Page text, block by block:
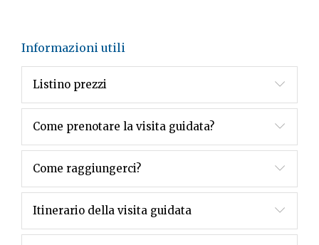
Informazioni utili
Listino prezzi
Come prenotare la visita guidata?
Come raggiungerci?
Itinerario della visita guidata